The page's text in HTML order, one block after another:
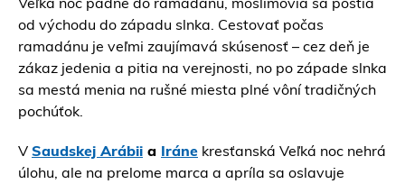
od východu do západu slnka. Cestovať počas
ramadánu je veľmi zaujímavá skúsenosť – cez deň je
zákaz jedenia a pitia na verejnosti, no po západe slnka
sa mestá menia na rušné miesta plné vôní tradičných
pochúťok.
V Saudskej Arábii a Iráne kresťanská Veľká noc nehrá
úlohu, ale na prelome marca a apríla sa oslavuje